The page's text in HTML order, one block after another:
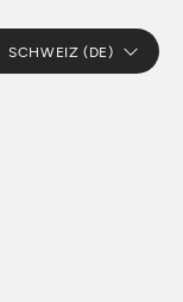
SCHWEIZ (DE)